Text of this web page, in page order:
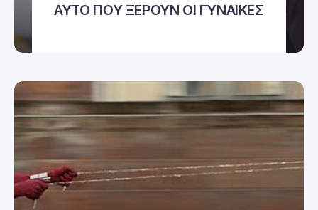
ΑΥΤΟ ΠΟΥ ΞΕΡΟΥΝ ΟΙ ΓΥΝΑΙΚΕΣ